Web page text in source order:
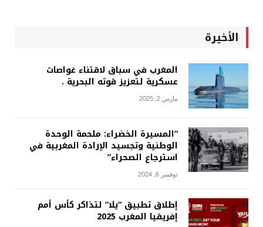
الأخيرة
المغرب في سباق لاقتناء غواصات
عسكرية لتعزيز قوته البحرية .
مارس 2, 2025
“المسيرة الخضراء: ملحمة الوحدة
الوطنية وتجسيد الإرادة المغربية في
استرجاع الصحراء”
نوفمبر 6, 2024
إطلاق تطبيق “يلا” لتذاكر كأس أمم
إفريقيا المغرب 2025